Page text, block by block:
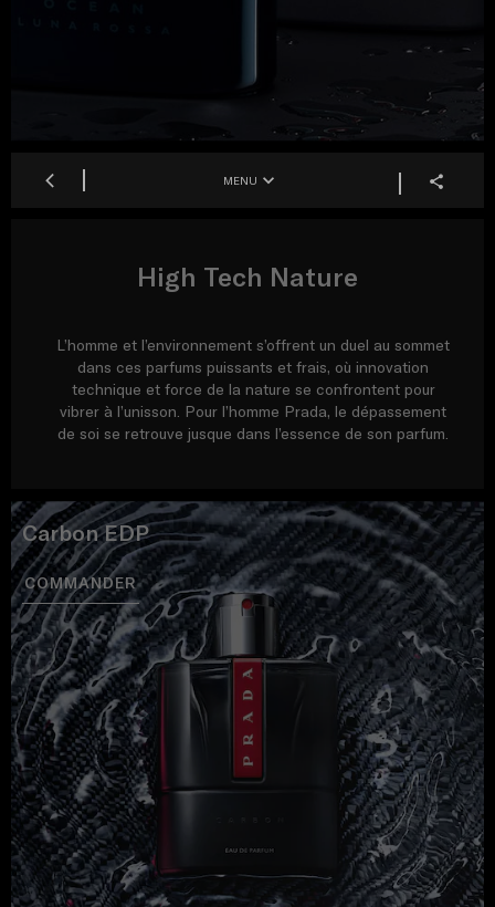
MENU
High Tech Nature
L’homme et l’environnement s’offrent un duel au sommet
dans ces parfums puissants et frais, où innovation
technique et force de la nature se confrontent pour
vibrer à l’unisson. Pour l’homme Prada, le dépassement
de soi se retrouve jusque dans l’essence de son parfum.
Carbon EDP
COMMANDER